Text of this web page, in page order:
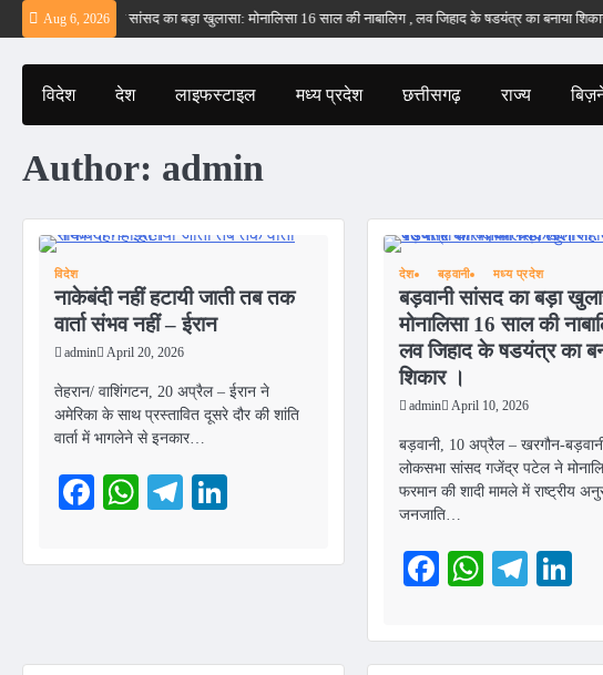
Skip
to
content
Aug 6, 2026
ईरान बड़वानी सांसद का बड़ा खुलासा: मोनालिसा 16 साल की नाबालिग , लव जिहाद के षडयंत्र का बनाया शिकार ।
विदेश देश लाइफस्टाइल मध्य प्रदेश छत्तीसगढ़ राज्य
Author: admin
विदेश
नाकेबंदी नहीं हटायी जाती तब तक
वार्ता संभव नहीं – ईरान
admin April 20, 2026
तेहरान/ वाशिंगटन, 20 अप्रैल – ईरान ने
अमेरिका के साथ प्रस्तावित दूसरे दौर की शांति
वार्ता में भागलेने से इनकार…
Facebook
WhatsApp
Telegram
देश बड़वानी मध्य प्रदेश
बड़वानी सांसद का बड़ा
मोनालिसा 16 साल की
लव जिहाद के षडयंत्र का
शिकार ।
admin April 10, 2026
बड़वानी, 10 अप्रैल – खरगौन-
लोकसभा सांसद गजेंद्र पटेल ने
फरमान की शादी मामले में राष्ट्रीय
जनजाति…
Facebook